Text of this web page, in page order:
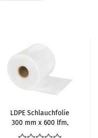
LDPE Schlauch­fo­lie
300 mm x 600 lfm,
150my